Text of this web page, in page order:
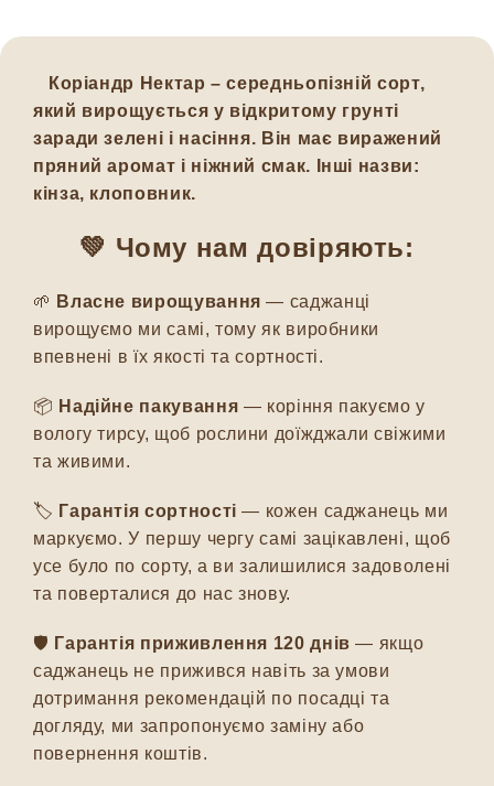
Коріандр Нектар – середньопізній сорт,
який вирощується у відкритому грунті
заради зелені і насіння. Він має виражений
пряний аромат і ніжний смак. Інші назви:
кінза, клоповник.
💚 Чому нам довіряють:
🌱 Власне вирощування — саджанці
вирощуємо ми самі, тому як виробники
впевнені в їх якості та сортності.
📦 Надійне пакування — коріння пакуємо у
вологу тирсу, щоб рослини доїжджали свіжими
та живими.
🏷️ Гарантія сортності — кожен саджанець ми
маркуємо. У першу чергу самі зацікавлені, щоб
усе було по сорту, а ви залишилися задоволені
та поверталися до нас знову.
🛡️ Гарантія приживлення 120 днів — якщо
саджанець не прижився навіть за умови
дотримання рекомендацій по посадці та
догляду, ми запропонуємо заміну або
повернення коштів.